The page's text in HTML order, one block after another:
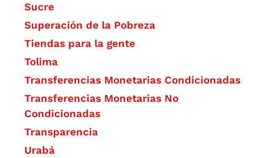
Sucre
Superación de la Pobreza
Tiendas para la gente
Tolima
Transferencias Monetarias Condicionadas
Transferencias Monetarias No
Condicionadas
Transparencia
Urabá